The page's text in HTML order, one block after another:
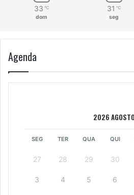
33 ℃
dom
31 ℃
seg
Agenda
2026 AGOSTO
SEG TER QUA QUI
27 28 29 30
3 4 5 6